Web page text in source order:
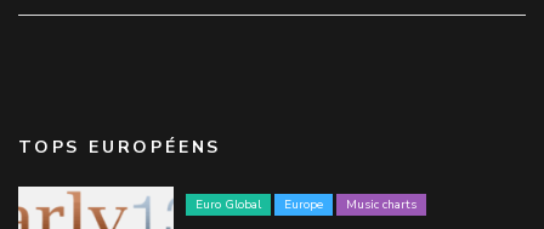
TOPS EUROPÉENS
Euro Global Europe Music charts